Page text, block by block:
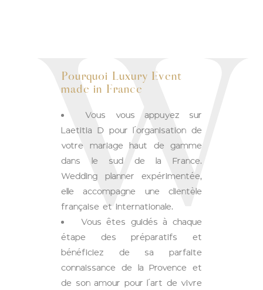
W
Pourquoi Luxury Event
made in France
Vous vous appuyez sur
Laetitia D pour l’organisation de
votre mariage haut de gamme
dans le sud de la France.
Wedding planner expérimentée,
elle accompagne une clientèle
française et internationale.
Vous êtes guidés à chaque
étape des préparatifs et
bénéficiez de sa parfaite
connaissance de la Provence et
de son amour pour l’art de vivre